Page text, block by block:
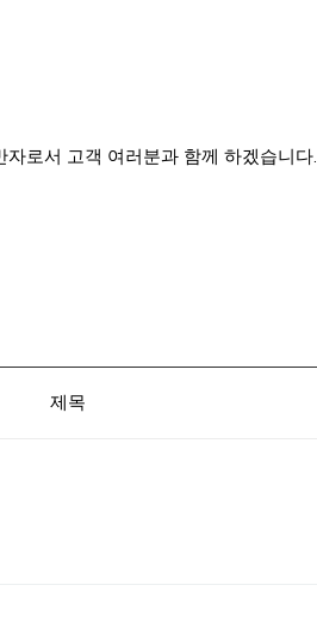
자로서 고객 여러분과 함께 하겠습니다.
제목